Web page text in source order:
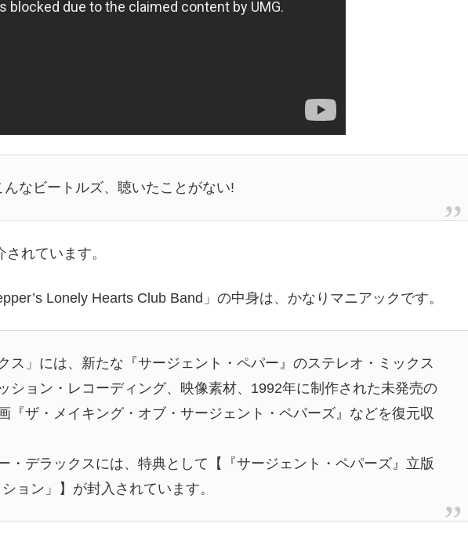
なビートルズ、聴いたことがない!
れています。
Lonely Hearts Club Band」の中身は、かなりマニアックです。
ス」には、新たな『サージェント・ペパー』のステレオ・ミックス
ション・レコーディング、映像素材、1992年に制作された未発売の
『ザ・メイキング・オブ・サージェント・ペパーズ』などを復元収
・デラックスには、特典として【『サージェント・ペパーズ』立版
ョン」】が封入されています。